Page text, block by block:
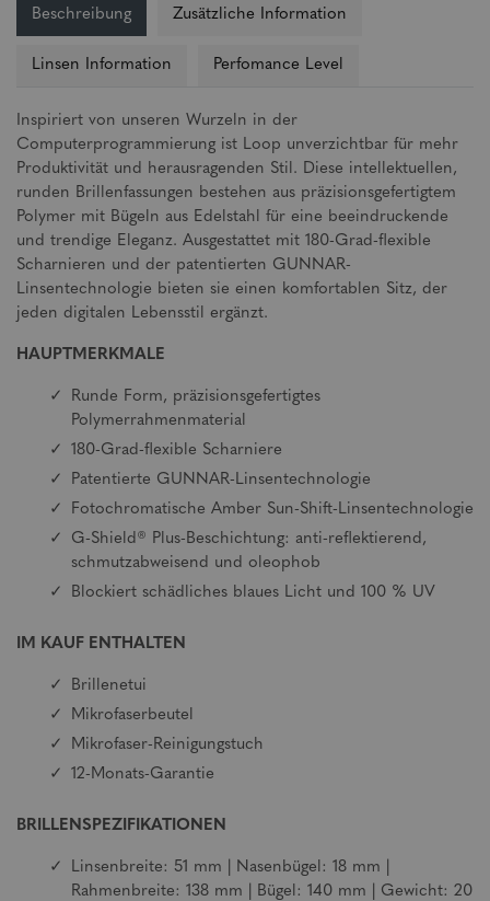
Beschreibung Zusätzliche Information
Linsen Information Perfomance Level
Inspiriert von unseren Wurzeln in der
Computerprogrammierung ist Loop unverzichtbar für mehr
Produktivität und herausragenden Stil. Diese intellektuellen,
runden Brillenfassungen bestehen aus präzisionsgefertigtem
Polymer mit Bügeln aus Edelstahl für eine beeindruckende
und trendige Eleganz. Ausgestattet mit 180-Grad-flexible
Scharnieren und der patentierten GUNNAR-
Linsentechnologie bieten sie einen komfortablen Sitz, der
jeden digitalen Lebensstil ergänzt.
HAUPTMERKMALE
Runde Form, präzisionsgefertigtes
Polymerrahmenmaterial
180-Grad-flexible Scharniere
Patentierte GUNNAR-Linsentechnologie
Fotochromatische Amber Sun-Shift-Linsentechnologie
G-Shield® Plus-Beschichtung: anti-reflektierend,
schmutzabweisend und oleophob
Blockiert schädliches blaues Licht und 100 % UV
IM KAUF ENTHALTEN
Brillenetui
Mikrofaserbeutel
Mikrofaser-Reinigungstuch
12-Monats-Garantie
BRILLENSPEZIFIKATIONEN
Linsenbreite: 51 mm | Nasenbügel: 18 mm |
Rahmenbreite: 138 mm | Bügel: 140 mm | Gewicht: 20